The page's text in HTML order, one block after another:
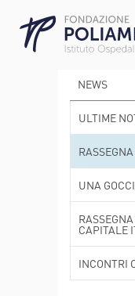
NEWS
ULTIME
UNA
CAPITALE
INCONTRI